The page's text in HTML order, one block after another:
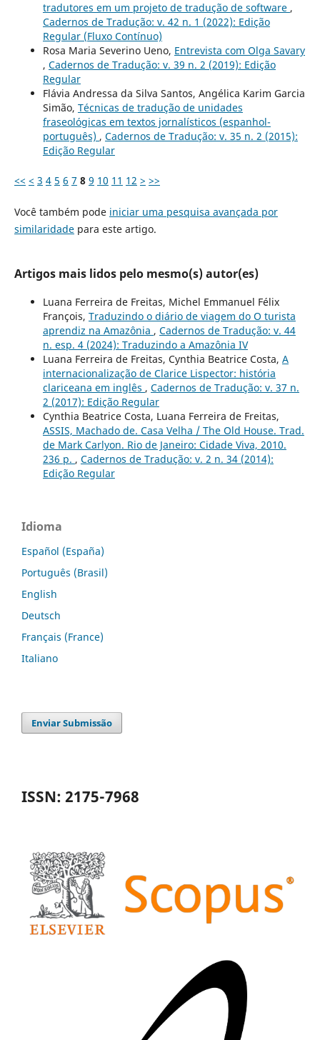
tradutores em um projeto de tradução de software ,
Cadernos de Tradução: v. 42 n. 1 (2022): Edição
Regular (Fluxo Contínuo)
Rosa Maria Severino Ueno, Entrevista com Olga Savary
, Cadernos de Tradução: v. 39 n. 2 (2019): Edição
Regular
Flávia Andressa da Silva Santos, Angélica Karim Garcia
Simão, Técnicas de tradução de unidades
fraseológicas em textos jornalísticos (espanhol-
português) , Cadernos de Tradução: v. 35 n. 2 (2015):
Edição Regular
<< < 3 4 5 6 7 8 9 10 11 12 > >>
Você também pode iniciar uma pesquisa avançada por
similaridadepara este artigo.
Artigos mais lidos pelo mesmo(s) autor(es)
Luana Ferreira de Freitas, Michel Emmanuel Félix
François, Traduzindo o diário de viagem do O turista
aprendiz na Amazônia , Cadernos de Tradução: v. 44
n. esp. 4 (2024): Traduzindo a Amazônia IV
Luana Ferreira de Freitas, Cynthia Beatrice Costa, A
internacionalização de Clarice Lispector: história
clariceana em inglês , Cadernos de Tradução: v. 37 n.
2 (2017): Edição Regular
Cynthia Beatrice Costa, Luana Ferreira de Freitas,
ASSIS, Machado de. Casa Velha / The Old House. Trad.
de Mark Carlyon. Rio de Janeiro: Cidade Viva, 2010.
236 p. , Cadernos de Tradução: v. 2 n. 34 (2014):
Edição Regular
Idioma
Español (España)
Português (Brasil)
English
Deutsch
Français (France)
Italiano
Enviar Submissão
ISSN: 2175-7968